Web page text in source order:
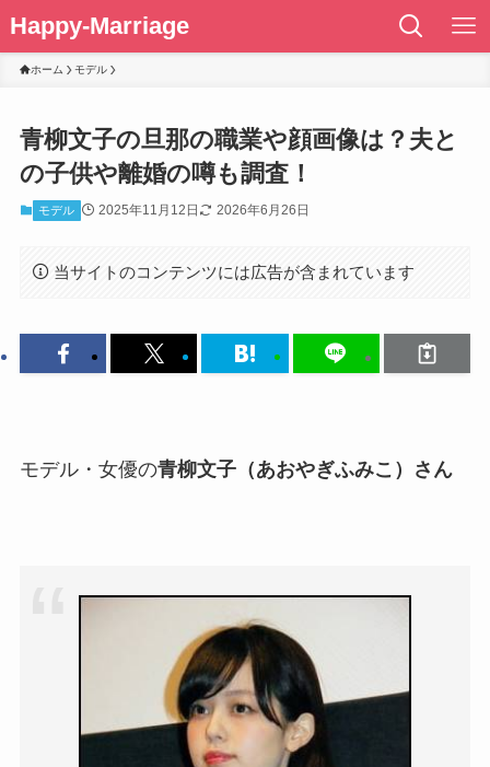
Happy-Marriage
ホーム モデル
青柳文子の旦那の職業や顔画像は？夫と
の子供や離婚の噂も調査！
モデル 2025年11月12日 2026年6月26日
当サイトのコンテンツには広告が含まれています
モデル・女優の青柳文子（あおやぎふみこ）さん